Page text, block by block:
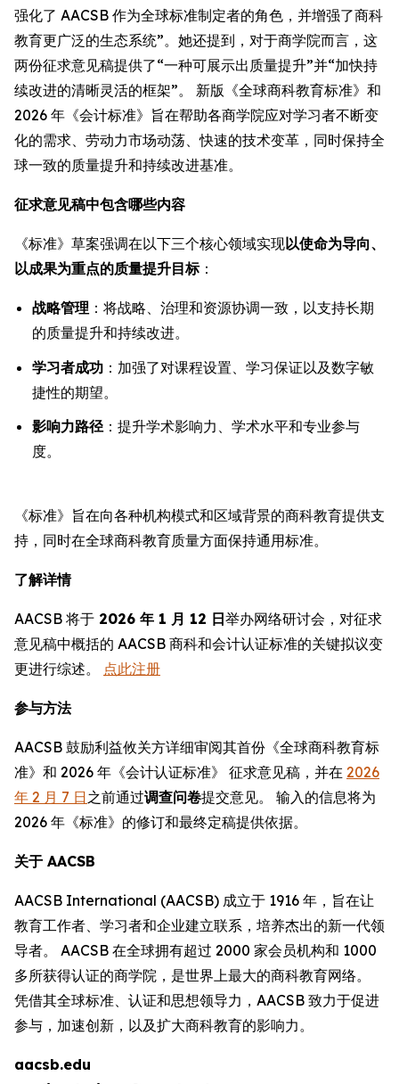
强化了 AACSB 作为全球标准制定者的角色，并增强了商科
教育更广泛的生态系统”。她还提到，对于商学院而言，这
两份征求意见稿提供了“一种可展示出质量提升”并“加快持
续改进的清晰灵活的框架”。 新版《全球商科教育标准》和
2026 年《会计标准》旨在帮助各商学院应对学习者不断变
化的需求、劳动力市场动荡、快速的技术变革，同时保持全
球一致的质量提升和持续改进基准。
征求意见稿中包含哪些内容
《标准》草案强调在以下三个核心领域实现以使命为导向、
以成果为重点的质量提升目标：
战略管理 ：将战略、治理和资源协调一致，以支持长期
的质量提升和持续改进。
学习者成功 ：加强了对课程设置、学习保证以及数字敏
捷性的期望。
影响力路径：提升学术影响力、学术水平和专业参与
度。
《标准》旨在向各种机构模式和区域背景的商科教育提供支
持，同时在全球商科教育质量方面保持通用标准。
了解详情
AACSB 将于 2026 年 1 月 12 日举办网络研讨会，对征求
意见稿中概括的 AACSB 商科和会计认证标准的关键拟议变
更进行综述。 点此注册
参与方法
AACSB 鼓励利益攸关方详细审阅其首份《全球商科教育标
准》和 2026 年《会计认证标准》 征求意见稿，并在 2026
年 2 月 7 日之前通过调查问卷提交意见。 输入的信息将为
2026 年《标准》的修订和最终定稿提供依据。
关于 AACSB
AACSB International (AACSB) 成立于 1916 年，旨在让
教育工作者、学习者和企业建立联系，培养杰出的新一代领
导者。 AACSB 在全球拥有超过 2000 家会员机构和 1000
多所获得认证的商学院，是世界上最大的商科教育网络。
凭借其全球标准、认证和思想领导力，AACSB 致力于促进
参与，加速创新，以及扩大商科教育的影响力。
aacsb.edu